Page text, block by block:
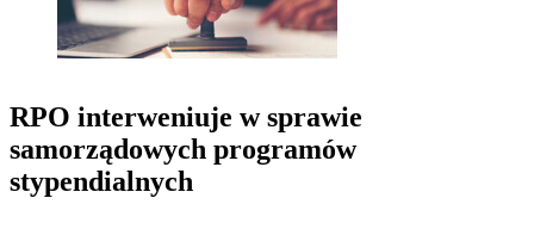
RPO interweniuje w sprawie
samorządowych programów
stypendialnych